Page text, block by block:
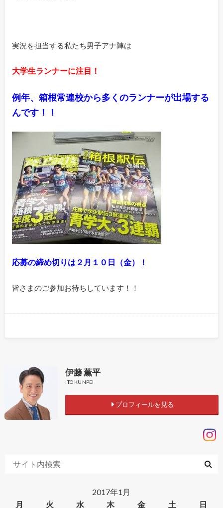
実況を担当する私たち男子アナ陣は
大学生ランナーに注目！
例年、箱根常連校から多くのランナーが出場する
んです！！
応募の締め切りは２月１０日（金）！
皆さまのご参加お待ちしています！！
伊藤 薫平
ITO KUNPEI
プロフィールを見る
2017年1月
月
火 水 木 金 土 日